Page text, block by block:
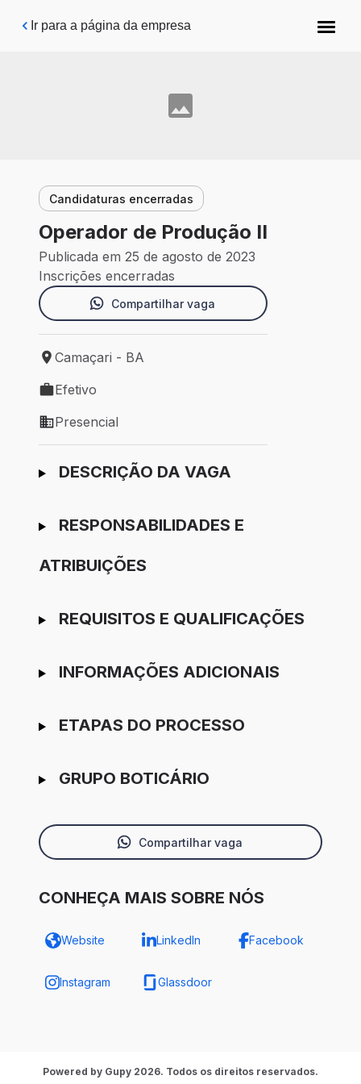
Pular para o conteúdo principal
Ir para a página da empresa
Candidaturas encerradas
Operador de Produção II
Publicada em 25 de agosto de 2023
Inscrições encerradas
Compartilhar vaga
Local de trabalho: Camaçari - BA
Camaçari - BA
Tipo de vaga: Efetivo
Efetivo
Modelo de trabalho: Presencial
Presencial
Ir para candidatura
DESCRIÇÃO DA VAGA
RESPONSABILIDADES E
ATRIBUIÇÕES
REQUISITOS E QUALIFICAÇÕES
INFORMAÇÕES ADICIONAIS
ETAPAS DO PROCESSO
GRUPO BOTICÁRIO
Compartilhar vaga
CONHEÇA MAIS SOBRE NÓS
Website LinkedIn Facebook
Instagram Glassdoor
Powered by Gupy 2026. Todos os direitos reservados.